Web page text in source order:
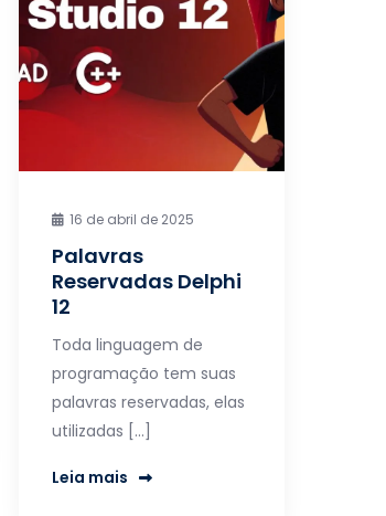
16 de abril de 2025
Palavras
Reservadas Delphi
12
Toda linguagem de
programação tem suas
palavras reservadas, elas
utilizadas […]
Leia mais